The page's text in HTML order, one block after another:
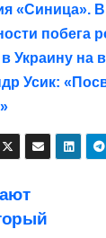
«Синица».
побега
в Украину на
Усик: